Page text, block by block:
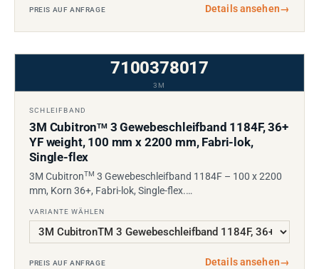
PREIS AUF ANFRAGE Details ansehen→
7100378017
3M
SCHLEIFBAND
3M CubitronTM3 Gewebeschleifband 1184F, 36+
YF weight, 100 mm x 2200 mm, Fabri-lok,
Single-flex
3M CubitronTM 3 Gewebeschleifband 1184F – 100 x 2200
mm, Korn 36+, Fabri-lok, Single-flex.…
VARIANTE WÄHLEN
PREIS AUF ANFRAGE Details ansehen→